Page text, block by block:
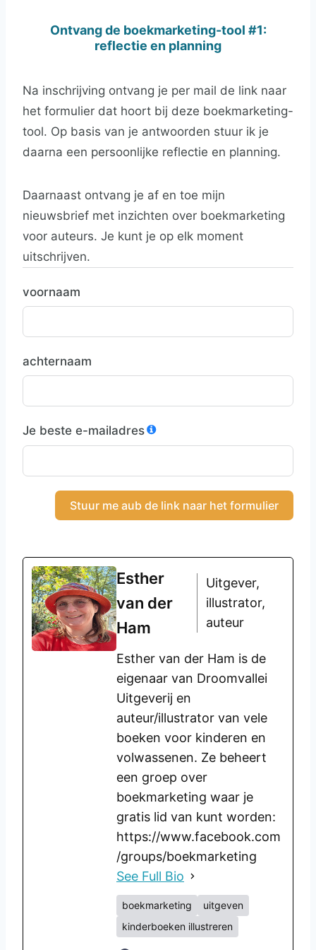
Ontvang de boekmarketing-tool #1:
reflectie en planning
Na inschrijving ontvang je per mail de link naar
het formulier dat hoort bij deze boekmarketing-
tool. Op basis van je antwoorden stuur ik je
daarna een persoonlijke reflectie en planning.
Daarnaast ontvang je af en toe mijn
nieuwsbrief met inzichten over boekmarketing
voor auteurs. Je kunt je op elk moment
uitschrijven.
voornaam
achternaam
Je beste e-mailadres
Stuur me aub de link naar het formulier
Esther
van der
Ham
Uitgever,
illustrator,
auteur
Esther van der Ham is de
eigenaar van Droomvallei
Uitgeverij en
auteur/illustrator van vele
boeken voor kinderen en
volwassenen. Ze beheert
een groep over
boekmarketing waar je
gratis lid van kunt worden:
https://www.facebook.com
/groups/boekmarketing
See Full Bio
boekmarketing
uitgeven
kinderboeken illustreren